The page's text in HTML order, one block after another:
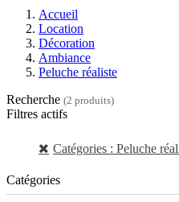
Accueil
Location
Décoration
Ambiance
Peluche réaliste
Recherche (2 produits)
Filtres actifs
Catégories : Peluche
Catégories